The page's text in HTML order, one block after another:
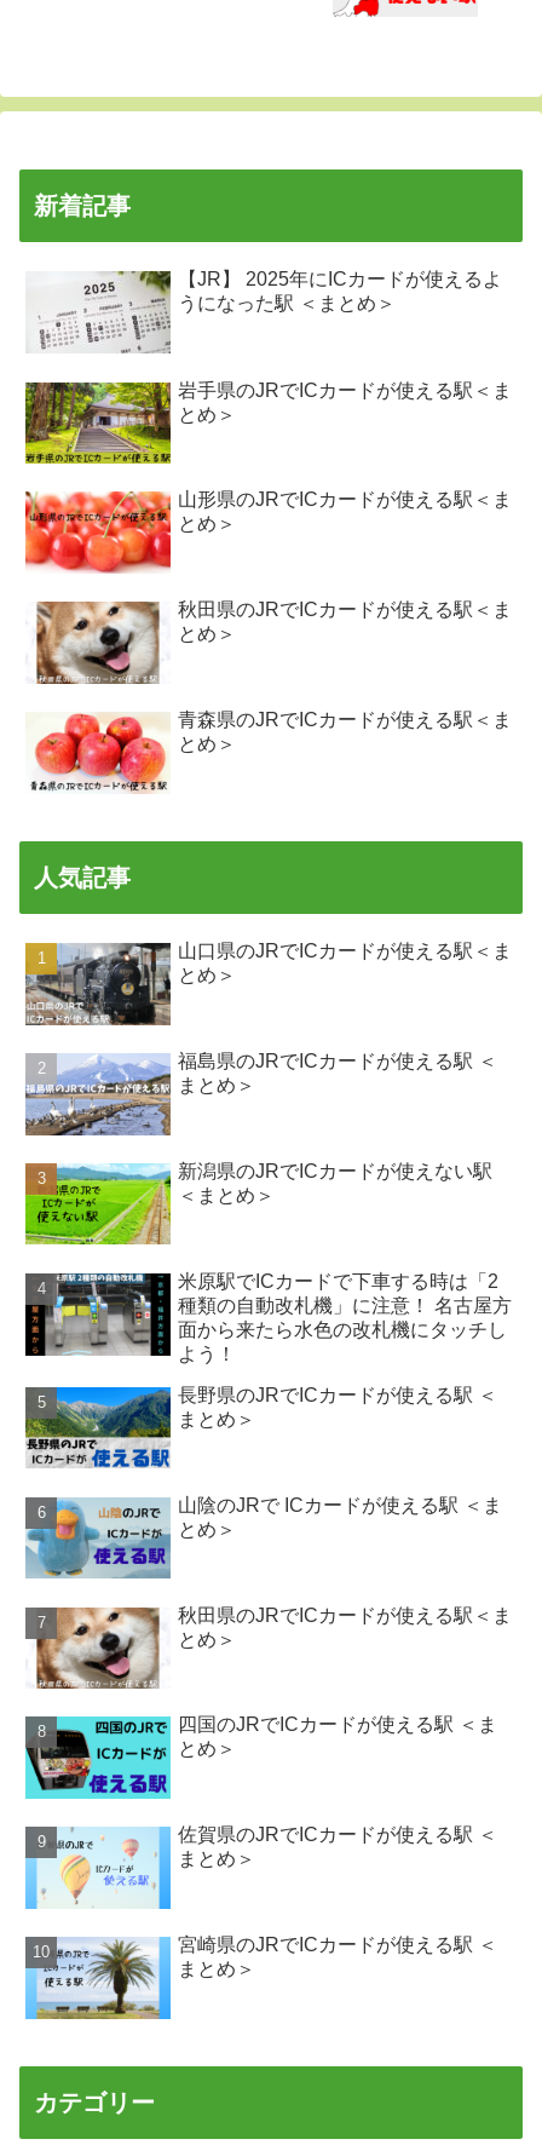
新着記事
【JR】 2025年にICカードが使えるよ
うになった駅 ＜まとめ＞
岩手県のJRでICカードが使える駅＜ま
とめ＞
山形県のJRでICカードが使える駅＜ま
とめ＞
秋田県のJRでICカードが使える駅＜ま
とめ＞
青森県のJRでICカードが使える駅＜ま
とめ＞
人気記事
山口県のJRでICカードが使える駅＜ま
とめ＞
福島県のJRでICカードが使える駅 ＜
まとめ＞
新潟県のJRでICカードが使えない駅
＜まとめ＞
米原駅でICカードで下車する時は「2
種類の自動改札機」に注意！ 名古屋方
面から来たら水色の改札機にタッチし
よう！
長野県のJRでICカードが使える駅 ＜
まとめ＞
山陰のJRで ICカードが使える駅 ＜ま
とめ＞
秋田県のJRでICカードが使える駅＜ま
とめ＞
四国のJRでICカードが使える駅 ＜ま
とめ＞
佐賀県のJRでICカードが使える駅 ＜
まとめ＞
宮崎県のJRでICカードが使える駅 ＜
まとめ＞
カテゴリー